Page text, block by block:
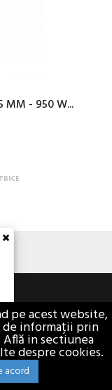
MM - 950 W...
pe acest website,
de informații prin
in sectiunea
despre cookies.
acord
×